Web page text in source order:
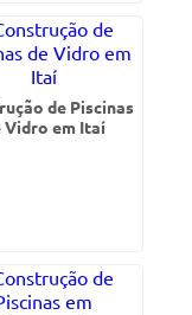
de Piscinas
Vidro em Itaí